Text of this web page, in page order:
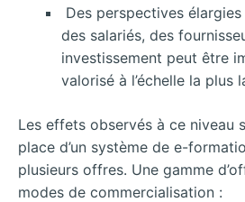
Des perspectives
des salariés, des
investissement peut être
valorisé à l’échelle la plus
Les effets observés à ce niveau
place d’un système de e-
plusieurs offres. Une gamme
modes de commercialisation :